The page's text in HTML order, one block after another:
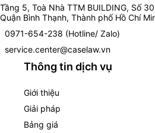
Tầng 5, Toà Nhà TTM BUILDING, Số
Quận Bình Thạnh, Thành phố Hồ Chí
0971-654-238 (Hotline/ Zalo)
service.center@caselaw.vn
Thông tin dịch vụ
Giới thiệu
Giải pháp
Bảng giá